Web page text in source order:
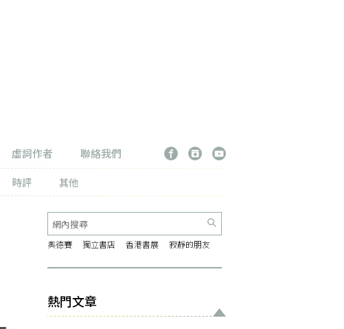
虛詞作者
聯絡我們
時評 其他
奧德賽 獨立書店 香港書展 寂靜的朋友
熱門文章